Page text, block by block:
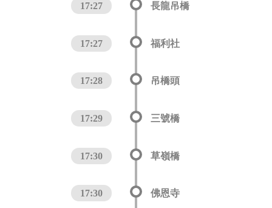
17:27 長龍吊橋
17:27 福利社
17:28 吊橋頭
17:29 三號橋
17:30 草嶺橋
17:30 佛恩寺